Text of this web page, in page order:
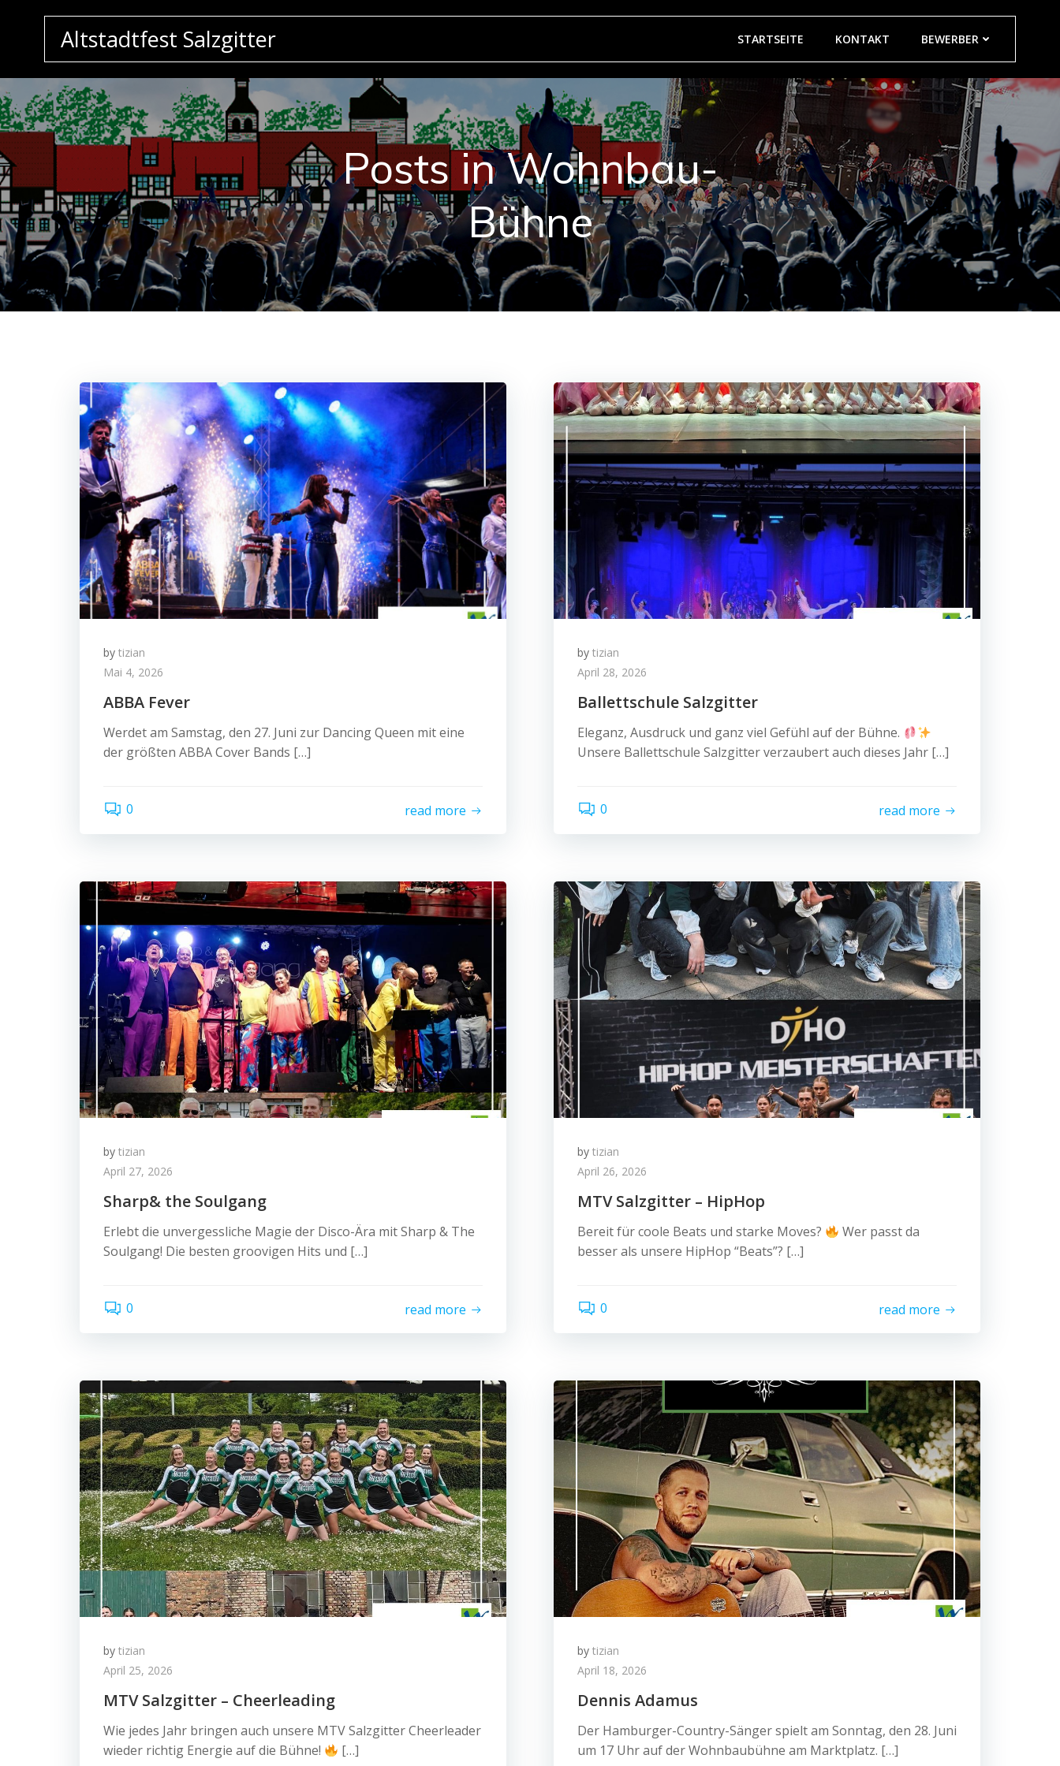
Altstadtfest Salzgitter STARTSEITE KONTAKT BEWERBER
Posts in Wohnbau-
Bühne
by tizian
Mai 4, 2026
ABBA Fever
Werdet am Samstag, den 27. Juni zur Dancing Queen mit eine
der größten ABBA Cover Bands […]
0 read more
by tizian
April 28, 2026
Ballettschule Salzgitter
Eleganz, Ausdruck und ganz viel Gefühl auf der Bühne.
Unsere Ballettschule Salzgitter verzaubert auch dieses Jahr […]
0 read more
by tizian
April 27, 2026
Sharp& the Soulgang
Erlebt die unvergessliche Magie der Disco-Ära mit Sharp & The
Soulgang! Die besten groovigen Hits und […]
0 read more
by tizian
April 26, 2026
MTV Salzgitter – HipHop
Bereit für coole Beats und starke Moves?
Wer passt da
besser als unsere HipHop “Beats”? […]
0 read more
by tizian
April 25, 2026
MTV Salzgitter – Cheerleading
Wie jedes Jahr bringen auch unsere MTV Salzgitter Cheerleader
wieder richtig Energie auf die Bühne!
[…]
by tizian
April 18, 2026
Dennis Adamus
Der Hamburger-Country-Sänger spielt am Sonntag, den 28. Juni
um 17 Uhr auf der Wohnbaubühne am Marktplatz. […]